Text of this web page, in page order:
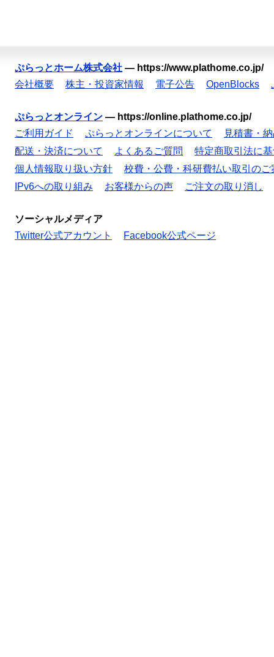
ぷらっとホーム株式会社 — https://www.plathome.co.jp/
会社概要
株主・投資家情報 電子公告 OpenBlocks
ぷらっとオンライン — https://online.plathome.co.jp/
ご利用ガイド
ぷらっとオンラインについて
見積書・
配送・決済について
よくあるご質問
特定商取引法に
個人情報取り扱い方針
校費・公費・科研費払い取引のご
IPv6への取り組み
お客様からの声 ご注文の取り消し
ソーシャルメディア
Twitter公式アカウント
Facebook公式ページ